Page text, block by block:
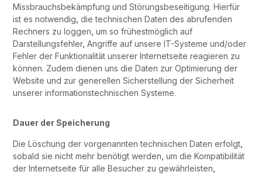
Missbrauchsbekämpfung und Störungsbeseitigung. Hierfür
ist es notwendig, die technischen Daten des abrufenden
Rechners zu loggen, um so frühestmöglich auf
Darstellungsfehler, Angriffe auf unsere IT-Systeme und/oder
Fehler der Funktionalität unserer Internetseite reagieren zu
können. Zudem dienen uns die Daten zur Optimierung der
Website und zur generellen Sicherstellung der Sicherheit
unserer informationstechnischen Systeme.
Dauer der Speicherung
Die Löschung der vorgenannten technischen Daten erfolgt,
sobald sie nicht mehr benötigt werden, um die Kompatibilität
der Internetseite für alle Besucher zu gewährleisten,